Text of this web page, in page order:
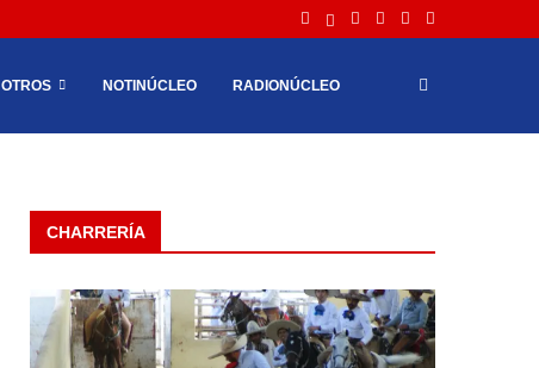
OTROS NOTINÚCLEO RADIONÚCLEO
CHARRERÍA